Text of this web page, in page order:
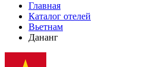
Главная
Каталог отелей
Вьетнам
Дананг